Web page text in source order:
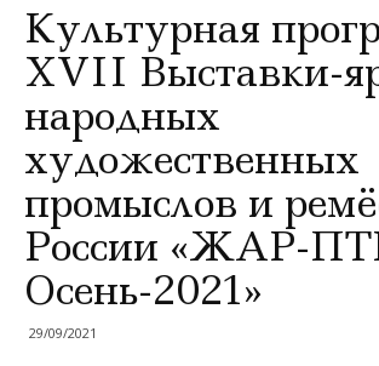
Культурная
XVII Выставки-
народных
художественных
промыслов и
России «ЖАР-
Осень-2021»
29/09/2021